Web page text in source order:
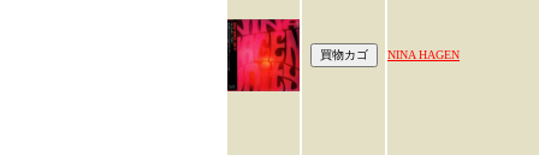
NINA HAGEN